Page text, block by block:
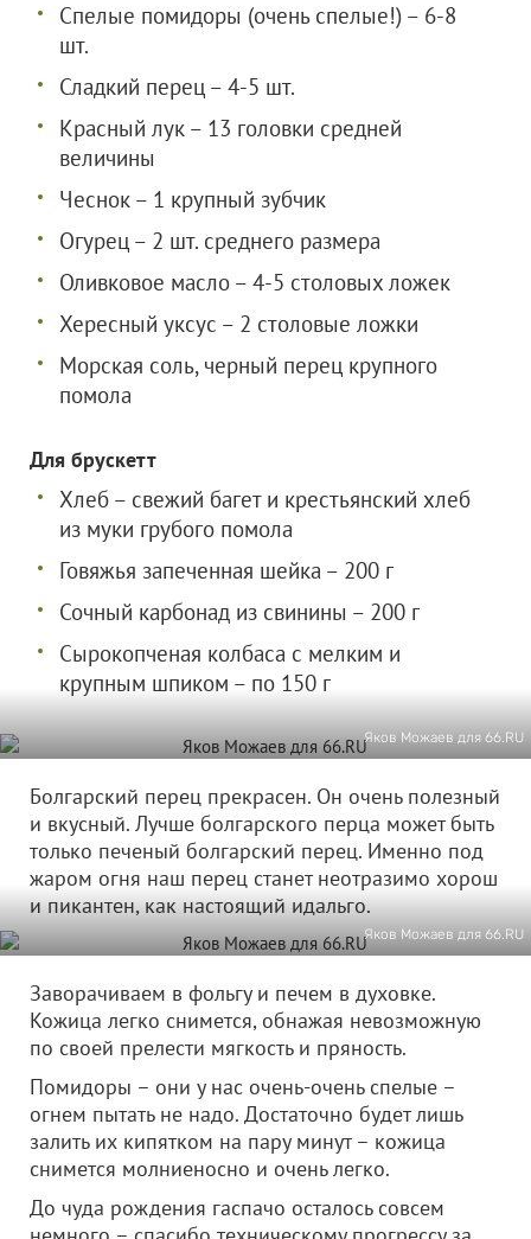
Спелые помидоры (очень спелые!) – 6-8
шт.
Сладкий перец – 4-5 шт.
Красный лук – 13 головки средней
величины
Чеснок – 1 крупный зубчик
Огурец – 2 шт. среднего размера
Оливковое масло – 4-5 столовых ложек
Хересный уксус – 2 столовые ложки
Морская соль, черный перец крупного
помола
Для брускетт
Хлеб – свежий багет и крестьянский хлеб
из муки грубого помола
Говяжья запеченная шейка – 200 г
Сочный карбонад из свинины – 200 г
Сырокопченая колбаса с мелким и
крупным шпиком – по 150 г
Яков Можаев для 66.RU
Болгарский перец прекрасен. Он очень полезный
и вкусный. Лучше болгарского перца может быть
только печеный болгарский перец. Именно под
жаром огня наш перец станет неотразимо хорош
и пикантен, как настоящий идальго.
Яков Можаев для 66.RU
Заворачиваем в фольгу и печем в духовке.
Кожица легко снимется, обнажая невозможную
по своей прелести мягкость и пряность.
Помидоры – они у нас очень-очень спелые –
огнем пытать не надо. Достаточно будет лишь
залить их кипятком на пару минут – кожица
снимется молниеносно и очень легко.
До чуда рождения гаспачо осталось совсем